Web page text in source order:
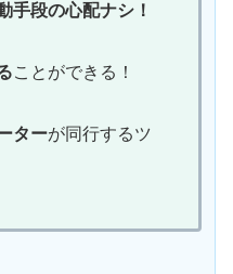
手段の心配ナシ！
ことができる！
ターが同行するツ